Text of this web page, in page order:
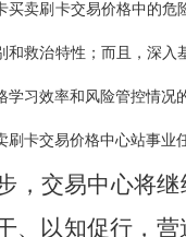
买卖刷卡交易价格中的
和救治特性；而且，深
学习效率和风险管控情况
刷卡交易价格中心站事业
，交易中心将继
、以知促行，